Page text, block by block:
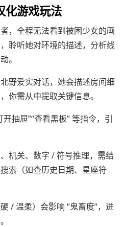
化游戏玩法
，全程无法看到被困少女的画
聆听她对环境的描述，分析线
。
野爱实对话，她会描述房间细
你需从中提取关键信息。
抽屉”“查看黑板” 等指令，引
机关、数字 / 符号推理，需结
索（如查历史日期、星座符
/ 温柔）会影响 “鬼畜度”，进